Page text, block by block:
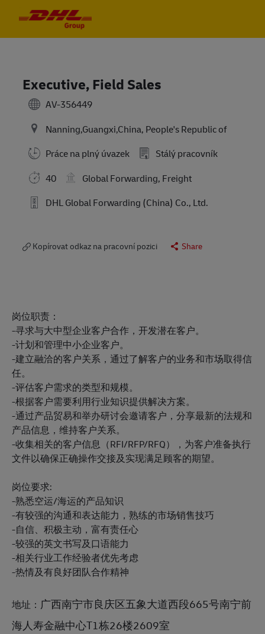
Executive, Field Sales
AV-356449
Nanning,Guangxi,China, People's Republic of
Práce na plný úvazek
Stálý pracovník
40
Global Forwarding, Freight
DHL Global Forwarding (China) Co., Ltd.
Kopírovat odkaz na pracovní pozici Share
岗位职责：
-寻求与大中型企业客户合作，开发潜在客户。
-计划和管理中小企业客户。
-建立融洽的客户关系，通过了解客户的业务和市场取得信
任。
-评估客户需求的类型和规模。
-根据客户需要利用行业知识提供解决方案。
-通过产品贸易和举办研讨会邀请客户，分享最新的法规和
产品信息，维持客户关系。
-收集相关的客户信息（RFI/RFP/RFQ），为客户准备执行
文件以确保正确操作交接及实现满足顾客的期望。
岗位要求:
-熟悉空运/海运的产品知识
-有较强的沟通和表达能力，熟练的市场销售技巧
-自信、积极主动，富有责任心
-较强的英文书写及口语能力
-相关行业工作经验者优先考虑
-热情及有良好团队合作精神
地址： 广西南宁市良庆区五象大道西段665号南宁前
海人寿金融中心T1栋26楼2609室